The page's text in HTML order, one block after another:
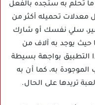
ما تحلم به ستجده بالفعل
معدلات تحميله أكثر من
سلي نفسك أو شارك
حيث يوجد به آلاف من
التطبيق بواجهة بسيطة
به، كما أن به
تريدها على الحال.